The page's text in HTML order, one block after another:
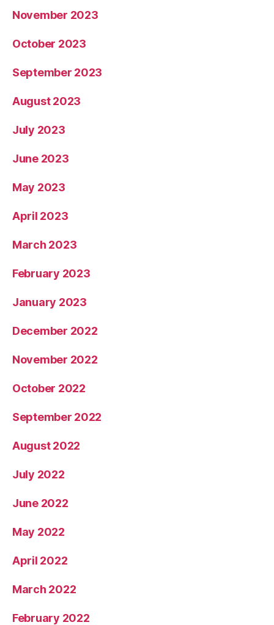
November 2023
October 2023
September 2023
August 2023
July 2023
June 2023
May 2023
April 2023
March 2023
February 2023
January 2023
December 2022
November 2022
October 2022
September 2022
August 2022
July 2022
June 2022
May 2022
April 2022
March 2022
February 2022